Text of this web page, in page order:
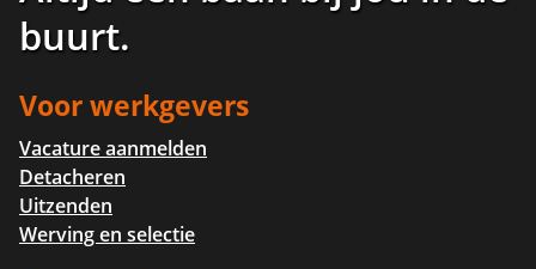
buurt.
Voor werkgevers
Vacature aanmelden
Detacheren
Uitzenden
Werving en selectie